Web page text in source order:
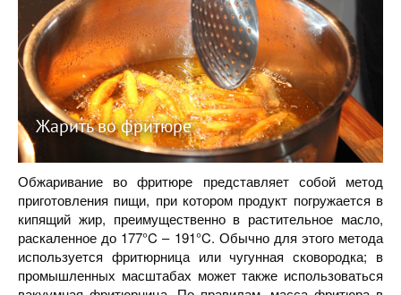
Жарить во фритюре
Обжаривание во фритюре представляет собой метод
приготовления пищи, при котором продукт погружается в
кипящий жир, преимущественно в растительное масло,
раскаленное до 177°C – 191°C. Обычно для этого метода
используется фритюрница или чугунная сковородка; в
промышленных масштабах может также использоваться